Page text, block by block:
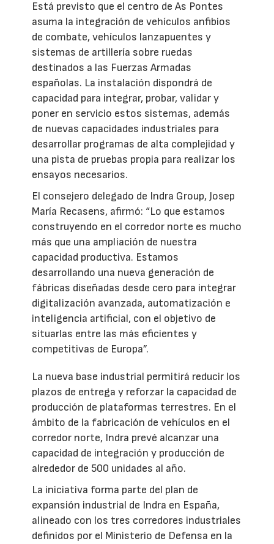
Está previsto que el centro de As Pontes
asuma la integración de vehículos anfibios
de combate, vehículos lanzapuentes y
sistemas de artillería sobre ruedas
destinados a las Fuerzas Armadas
españolas. La instalación dispondrá de
capacidad para integrar, probar, validar y
poner en servicio estos sistemas, además
de nuevas capacidades industriales para
desarrollar programas de alta complejidad y
una pista de pruebas propia para realizar los
ensayos necesarios.
El consejero delegado de Indra Group, Josep
María Recasens, afirmó: “Lo que estamos
construyendo en el corredor norte es mucho
más que una ampliación de nuestra
capacidad productiva. Estamos
desarrollando una nueva generación de
fábricas diseñadas desde cero para integrar
digitalización avanzada, automatización e
inteligencia artificial, con el objetivo de
situarlas entre las más eficientes y
competitivas de Europa”.
La nueva base industrial permitirá reducir los
plazos de entrega y reforzar la capacidad de
producción de plataformas terrestres. En el
ámbito de la fabricación de vehículos en el
corredor norte, Indra prevé alcanzar una
capacidad de integración y producción de
alrededor de 500 unidades al año.
La iniciativa forma parte del plan de
expansión industrial de Indra en España,
alineado con los tres corredores industriales
definidos por el Ministerio de Defensa en la